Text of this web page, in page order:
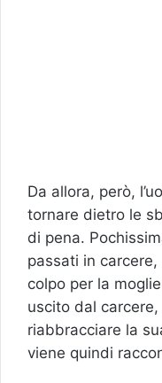
Da allora, però,
tornare dietro le
di pena.
passati in
colpo per la
uscito dal
riabbracciare la
viene quindi